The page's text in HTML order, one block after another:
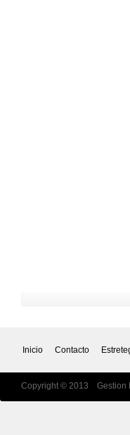
Inicio Contacto
Copyright © 2013 Gestion